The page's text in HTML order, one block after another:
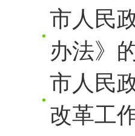
市人民
办法》
市人民
改革工